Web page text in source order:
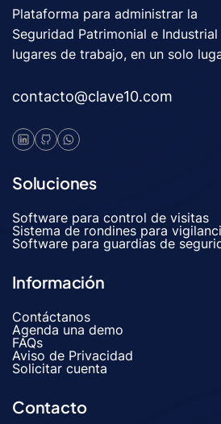
Plataforma para administrar la
Seguridad Patrimonial e
lugares de trabajo, en un solo
contacto@clave10.com
Soluciones
Software para control de visitas
Sistema de rondines para
Software para guardias de
Información
Contáctanos
Agenda una demo
FAQs
Aviso de Privacidad
Solicitar cuenta
Contacto